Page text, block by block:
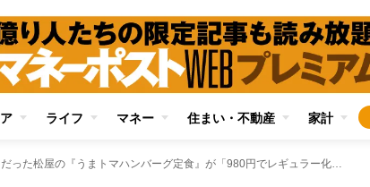
ライフ マネー 住まい・不動産 家計
2002年は580円だった松屋の『うまトマハンバーグ定食』が「980円でレギュラー化」という時代の変化 実食した記者は「高いと感じるけどこのメニューでしか楽しめない味がある」